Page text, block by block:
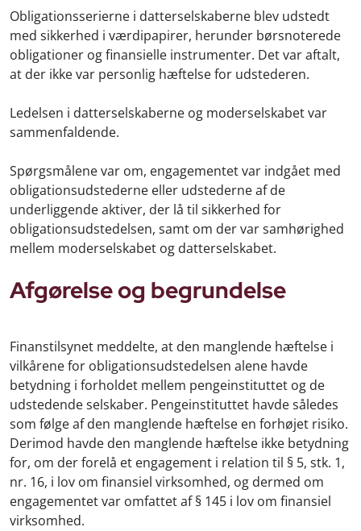
Obligationsserierne i datterselskaberne blev udstedt
med sikkerhed i værdipapirer, herunder børsnoterede
obligationer og finansielle instrumenter. Det var aftalt,
at der ikke var personlig hæftelse for udstederen.
Ledelsen i datterselskaberne og moderselskabet var
sammenfaldende.
Spørgsmålene var om, engagementet var indgået med
obligationsudstederne eller udstederne af de
underliggende aktiver, der lå til sikkerhed for
obligationsudstedelsen, samt om der var samhørighed
mellem moderselskabet og datterselskabet.
Afgørelse og begrundelse
Finanstilsynet meddelte, at den manglende hæftelse i
vilkårene for obligationsudstedelsen alene havde
betydning i forholdet mellem pengeinstituttet og de
udstedende selskaber. Pengeinstituttet havde således
som følge af den manglende hæftelse en forhøjet risiko.
Derimod havde den manglende hæftelse ikke betydning
for, om der forelå et engagement i relation til § 5, stk. 1,
nr. 16, i lov om finansiel virksomhed, og dermed om
engagementet var omfattet af § 145 i lov om finansiel
virksomhed.